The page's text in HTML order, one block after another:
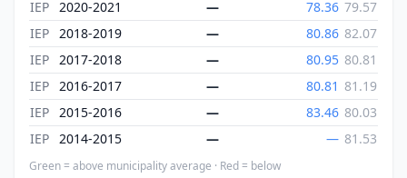
IEP 2020-2021 — 78.36 79.57
IEP 2018-2019 — 80.86 82.07
IEP 2017-2018 — 80.95 80.81
IEP 2016-2017 — 80.81 81.19
IEP 2015-2016 — 83.46 80.03
IEP 2014-2015 — — 81.53
Green = above municipality average · Red = below